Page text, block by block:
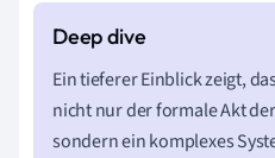
Ein tieferer Einblick zeigt,
nicht nur der formale Akt
sondern ein komplexes